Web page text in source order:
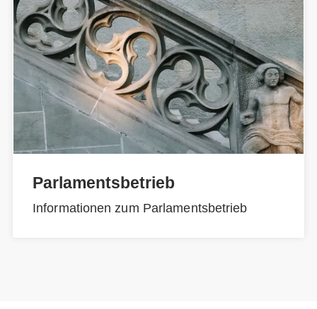
Parlamentsbetrieb
Informationen zum Parlamentsbetrieb